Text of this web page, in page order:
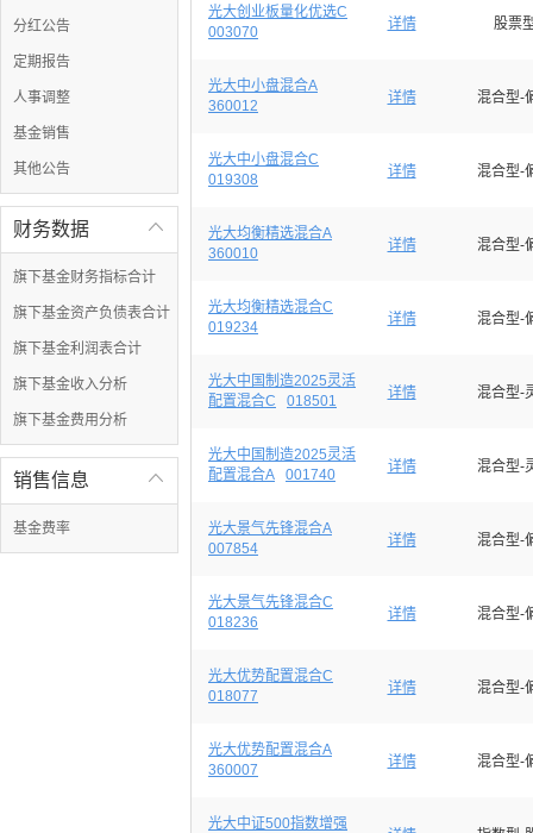
分红公告
定期报告
人事调整
基金销售
其他公告

财务数据
旗下基金财务指标合计
旗下基金资产负债表合计
旗下基金利润表合计
旗下基金收入分析
旗下基金费用分析

销售信息
基金费率
光大创业板量化优选C
003070
详情 股票
光大中小盘混合A
360012
详情 混合型-
光大中小盘混合C
019308
详情 混合型-
光大均衡精选混合A
360010
详情 混合型-
光大均衡精选混合C
019234
详情 混合型-
光大中国制造2025灵活
配置混合C
018501 详情 混合型-
光大中国制造2025灵活
配置混合A
001740 详情 混合型-
光大景气先锋混合A
007854
详情 混合型-
光大景气先锋混合C
018236
详情 混合型-
光大优势配置混合C
018077
详情 混合型-
光大优势配置混合A
360007
详情 混合型-
光大中证500指数增强